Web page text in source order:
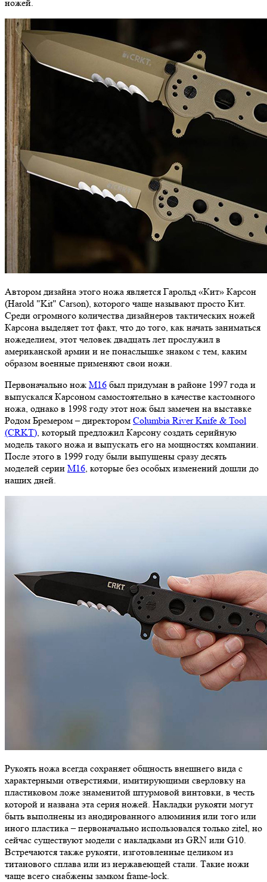
ножей.
Автором дизайна этого ножа является Гарольд «Кит» Карсон
(Harold "Kit" Carson), которого чаще называют просто Кит.
Среди огромного количества дизайнеров тактических ножей
Карсона выделяет тот факт, что до того, как начать заниматься
ножеделием, этот человек двадцать лет прослужил в
американской армии и не понаслышке знаком с тем, каким
образом военные применяют свои ножи.
Первоначально нож М16 был придуман в районе 1997 года и
выпускался Карсоном самостоятельно в качестве кастомного
ножа, однако в 1998 году этот нож был замечен на выставке
Родом Бремером – директором Columbia River Knife & Tool
(CRKT) , который предложил Карсону создать серийную
модель такого ножа и выпускать его на мощностях компании.
После этого в 1999 году были выпущены сразу десять
моделей серии М16 , которые без особых изменений дошли до
наших дней.
Рукоять ножа всегда сохраняет общность внешнего вида с
характерными отверстиями, имитирующими сверловку на
пластиковом ложе знаменитой штурмовой винтовки, в честь
которой и названа эта серия ножей. Накладки рукояти могут
быть выполнены из анодированного алюминия или того или
иного пластика – первоначально использовался только zitel, но
сейчас существуют модели с накладками из GRN или G10.
Встречаются также рукояти, изготовленные целиком из
титанового сплава или из нержавеющей стали. Такие ножи
чаще всего снабжены замком frame-lock.